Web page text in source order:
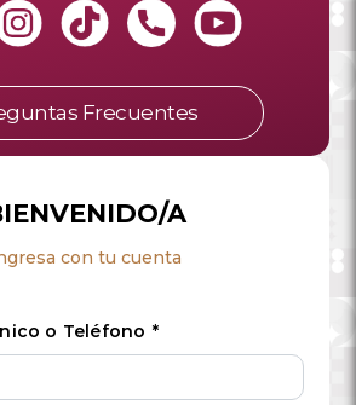
Frecuentes
A
con tu cuenta
o Teléfono *